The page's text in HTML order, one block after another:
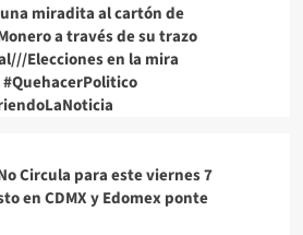
miradita al cartón de
a través de su trazo
Elecciones en la mira
#QuehacerPolitico
Circula para este viernes 7
en CDMX y Edomex ponte